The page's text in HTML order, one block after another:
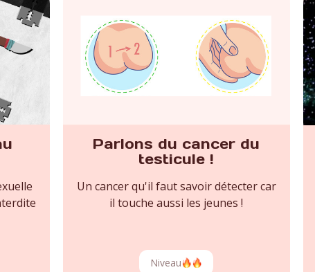
Parlons du cancer du
testicule !
Un cancer qu'il faut savoir détecter car
il touche aussi les jeunes !
Niveau